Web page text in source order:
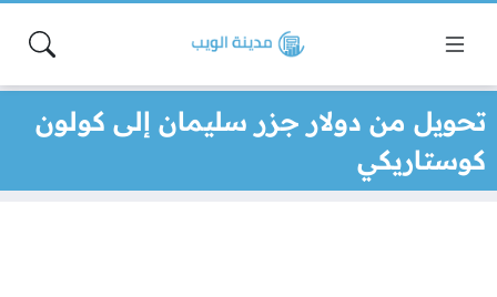
تحويل من دولار جزر سليمان إلى كولون
كوستاريكي